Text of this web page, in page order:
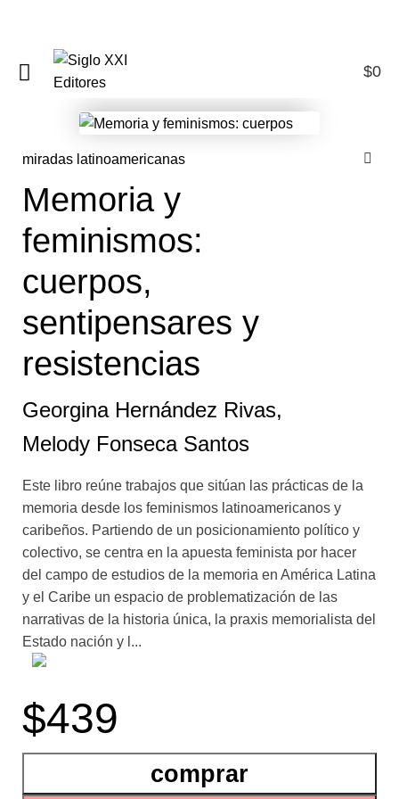
$0
miradas latinoamericanas
Memoria y
feminismos:
cuerpos,
sentipensares y
resistencias
Georgina Hernández Rivas,
Melody Fonseca Santos
Este libro reúne trabajos que sitúan las prácticas de la
memoria desde los feminismos latinoamericanos y
caribeños. Partiendo de un posicionamiento político y
colectivo, se centra en la apuesta feminista por hacer
del campo de estudios de la memoria en América Latina
y el Caribe un espacio de problematización de las
narrativas de la historia única, la praxis memorialista del
Estado nación y l...
capítulos se organizan en torno a tres ejes que analizan
la constitución de los movimientos feministas en la
disidencia desde archivos críticos, y una serie de
propuestas que transitan desde la academia hasta
$439
comprar